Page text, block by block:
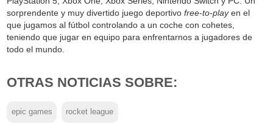
sorprendente y muy divertido juego deportivofree-to-playen el
que jugamos al fútbol controlando a un coche con cohetes,
teniendo que jugar en equipo para enfrentarnos a jugadores de
todo el mundo.
OTRAS NOTICIAS SOBRE:
epic games rocket league